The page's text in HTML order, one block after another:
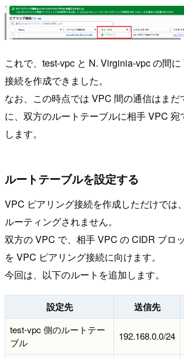
これで、test-vpc と N. Virginia-vpc の間
接続を作成できました。
なお、この時点では VPC 間の通信はまだ
に、双方のルートテーブルに相手 VPC 宛
します。
ルートテーブルを設定する
VPC ピアリング接続を作成しただけでは
ルーティングされません。
双方の VPC で、相手 VPC の CIDR ブロ
を VPC ピアリング接続に向けます。
今回は、以下のルートを追加します。
設定先 送信先
test-vpc 側のルートテー
ブル
192.168.0.0/24